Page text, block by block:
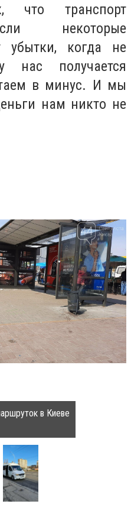
что транспорт
некоторые
убытки, когда не
нас получается
в минус. И мы
нам никто не
в Киеве